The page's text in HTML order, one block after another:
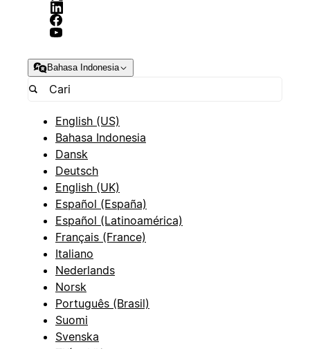
Bahasa Indonesia
English (US)
Bahasa Indonesia
Dansk
Deutsch
English (UK)
Español (España)
Español (Latinoamérica)
Français (France)
Italiano
Nederlands
Norsk
Português (Brasil)
Suomi
Svenska